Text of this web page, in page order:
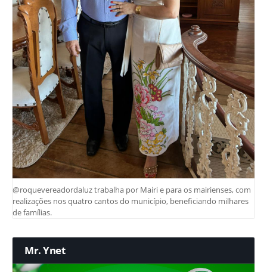
@roquevereadordaluz trabalha por Mairi e para os mairienses, com
realizações nos quatro cantos do município, beneficiando milhares
de famílias.
Mr. Ynet